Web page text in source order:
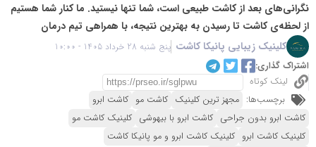
نگرانی‌های بعد از کاشت طبیعی است، شما تنها نیستید. ما کنار شما هستیم
از لحظه‌ی کاشت تا رسیدن به بهترین نتیجه، با همراهی تیم درمان
کلینیک زیبایی پانیکا کاشت پنج شنبه 28 خرداد 1405 - 10:00
اشتراک گذاری:
لینک کوتاه
برچسب‌ها: مجهز ترین کلینیک کاشت مو کاشت ابرو
کاشت ابرو بدون جراحی کاشت ابرو با بیهوشی کلینیک کاشت مو
کلینیک کاشت ابرو کلینیک کاشت ابرو و مو پانیکا کاشت